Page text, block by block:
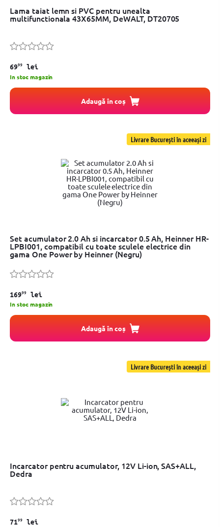
Lama taiat lemn si PVC pentru unealta
multifunctionala 43X65MM, DeWALT, DT20705
6999 lei
In stoc magazin
Adaugă în coș
Livrare București în aceeași zi
Set acumulator 2.0 Ah si incarcator 0.5 Ah, Heinner HR-
LPBI001, compatibil cu toate sculele electrice din
gama One Power by Heinner (Negru)
16999 lei
In stoc magazin
Adaugă în coș
Livrare București în aceeași zi
Incarcator pentru acumulator, 12V Li-ion, SAS+ALL,
Dedra
7199 lei